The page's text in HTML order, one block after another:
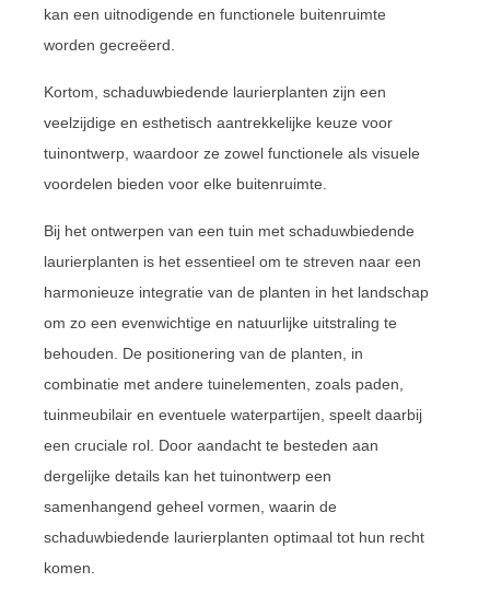
kan een uitnodigende en functionele buitenruimte
worden gecreëerd.
Kortom, schaduwbiedende laurierplanten zijn een
veelzijdige en esthetisch aantrekkelijke keuze voor
tuinontwerp, waardoor ze zowel functionele als visuele
voordelen bieden voor elke buitenruimte.
Bij het ontwerpen van een tuin met schaduwbiedende
laurierplanten is het essentieel om te streven naar een
harmonieuze integratie van de planten in het landschap
om zo een evenwichtige en natuurlijke uitstraling te
behouden. De positionering van de planten, in
combinatie met andere tuinelementen, zoals paden,
tuinmeubilair en eventuele waterpartijen, speelt daarbij
een cruciale rol. Door aandacht te besteden aan
dergelijke details kan het tuinontwerp een
samenhangend geheel vormen, waarin de
schaduwbiedende laurierplanten optimaal tot hun recht
komen.